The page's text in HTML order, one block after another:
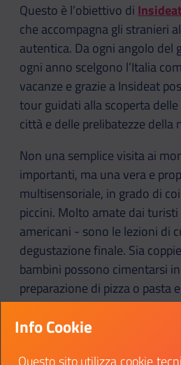
Questo è l’obiettivo di Insideat
che accompagna gli stranieri
autentica. Da ogni angolo
ogni anno scelgono l’Italia
vacanze e grazie a Insideat
tour guidati alla scoperta
città e delle prelibatezze della
Non una semplice visita ai
importanti, ma una vera e
multisensoriale, in grado di
piccini. Molto amate dai
americani - sono le lezioni di
degustazione finale. Sia
bambini possono cimentarsi
preparazione di pizza o pasta
piatto degno della tradizione
di chef e cuochi esperti.
Oltre a imparare tecniche che
Info Cookie
Questo sito utilizza cookie